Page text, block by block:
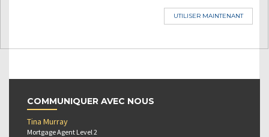
UTILISER MAINTENANT
COMMUNIQUER AVEC NOUS
Tina Murray
Mortgage Agent Level 2